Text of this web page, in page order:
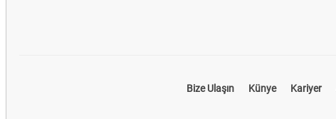
Bize Ulaşın Künye Kariyer